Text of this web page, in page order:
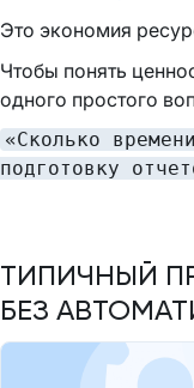
Это экономия
Чтобы понять
одного простого
«Сколько
подготовку
ТИПИЧНЫЙ
БЕЗ